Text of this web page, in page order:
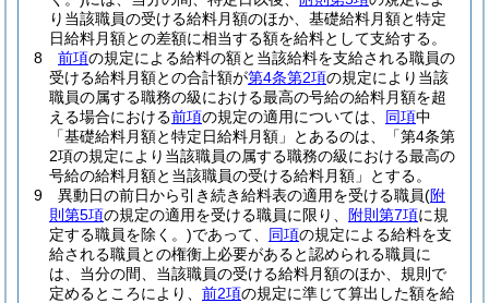
り当該職員の受ける給料月額のほか、基礎給料月額と特定
日給料月額との差額に相当する額を給料として支給する。
8
前項の規定による給料の額と当該給料を支給される職員の
受ける給料月額との合計額が第4条第2項の規定により当該
職員の属する職務の級における最高の号給の給料月額を超
える場合における前項の規定の適用については、 同項中
「基礎給料月額と特定日給料月額」とあるのは、「第4条第
2項の規定により当該職員の属する職務の級における最高の
号給の給料月額と当該職員の受ける給料月額」とする。
9
異動日の前日から引き続き給料表の適用を受ける職員(附
則第5項の規定の適用を受ける職員に限り、 附則第7項に規
定する職員を除く。)であって、 同項の規定による給料を支
給される職員との権衡上必要があると認められる職員に
は、当分の間、当該職員の受ける給料月額のほか、規則で
定めるところにより、 前2項の規定に準じて算出した額を給